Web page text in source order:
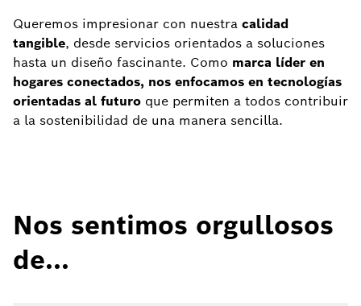
Queremos impresionar con nuestra calidad
tangible, desde servicios orientados a soluciones
hasta un diseño fascinante. Como marca líder en
hogares conectados, nos enfocamos en tecnologías
orientadas al futuro que permiten a todos contribuir
a la sostenibilidad de una manera sencilla.
Nos sentimos orgullosos
de...